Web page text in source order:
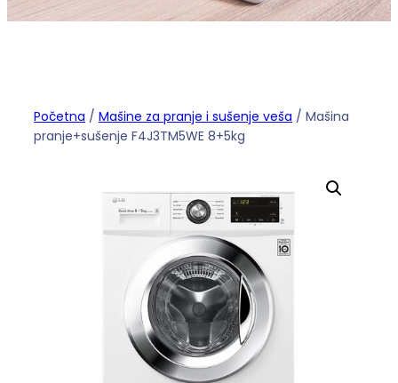
Početna / Mašine za pranje i sušenje veša / Mašina
pranje+sušenje F4J3TM5WE 8+5kg